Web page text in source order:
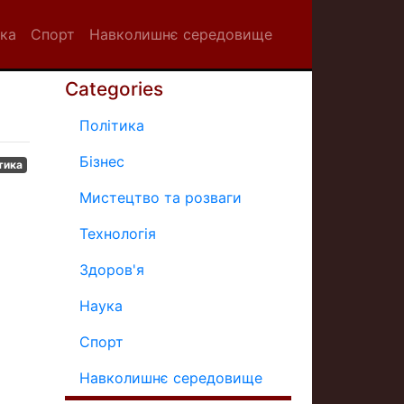
Спорт Навколишнє середовище
Categories
Політика
Бізнес
Мистецтво та розваги
Технологія
Здоров'я
Наука
Спорт
Навколишнє середовище